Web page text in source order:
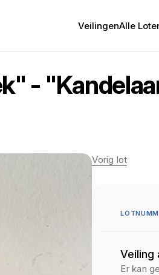
VeilingenAlle
-
Vorig lot
Veiling
Er kan